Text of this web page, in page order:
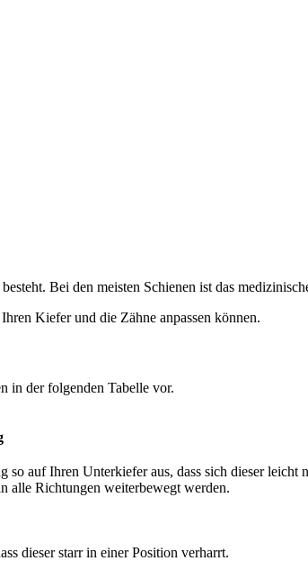
Bei den meisten Schienen ist das
Kiefer und die Zähne anpassen können.
in der folgenden Tabelle vor.
auf Ihren Unterkiefer aus, dass sich dieser leicht
alle Richtungen weiterbewegt werden.
dieser starr in einer Position verharrt.